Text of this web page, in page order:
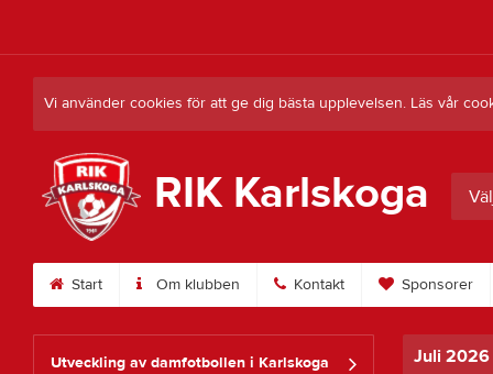
Vi använder cookies för att ge dig bästa upplevelsen. Läs vår
RIK Karlskoga
Start Om klubben Kontakt Sponsorer
Utveckling av damfotbollen i Karlskoga Juli 2026